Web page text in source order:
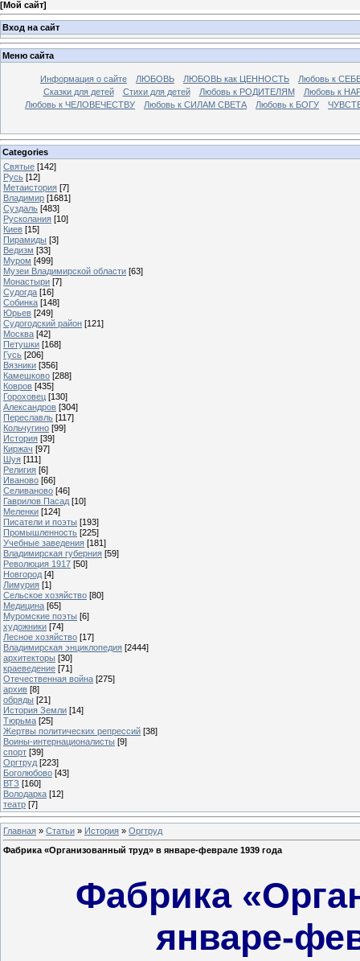
[Мой сайт]
Вход на сайт
Меню сайта
Информация о сайте ЛЮБОВЬ ЛЮБОВЬ как ЦЕННОСТЬ
Любовь к
Сказки для детей
Стихи для детей Любовь к РОДИТЕЛЯМ
Любовь к
Любовь к ЧЕЛОВЕЧЕСТВУ
Любовь к СИЛАМ СВЕТА Любовь к БОГУ
Categories
Святые [142]
Русь [12]
Метаистория [7]
Владимир [1681]
Суздаль [483]
Русколания [10]
Киев [15]
Пирамиды [3]
Ведизм [33]
Муром [499]
Музеи Владимирской области [63]
Монастыри [7]
Судогда [16]
Собинка [148]
Юрьев [249]
Судогодский район [121]
Москва [42]
Петушки [168]
Гусь [206]
Вязники [356]
Камешково [288]
Ковров [435]
Гороховец [130]
Александров [304]
Переславль [117]
Кольчугино [99]
История [39]
Киржач [97]
Шуя [111]
Религия [6]
Иваново [66]
Селиваново [46]
Гаврилов Пасад [10]
Меленки [124]
Писатели и поэты [193]
Промышленность [225]
Учебные заведения [181]
Владимирская губерния [59]
Революция 1917 [50]
Новгород [4]
Лимурия [1]
Сельское хозяйство [80]
Медицина [65]
Муромские поэты [6]
художники [74]
Лесное хозяйство [17]
Владимирская энциклопедия [2444]
архитекторы [30]
краеведение [71]
Отечественная война [275]
архив [8]
обряды [21]
История Земли [14]
Тюрьма [25]
Жертвы политических репрессий [38]
Воины-интернационалисты [9]
спорт [39]
Оргтруд [223]
Боголюбово [43]
ВТЗ [160]
Володарка [12]
театр [7]
Главная » Статьи » История » Оргтруд
Фабрика «Организованный труд» в январе-феврале 1939 года
Фабрика
январе-